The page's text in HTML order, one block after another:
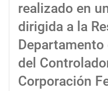
realizado en
dirigida a la
del
Corporación